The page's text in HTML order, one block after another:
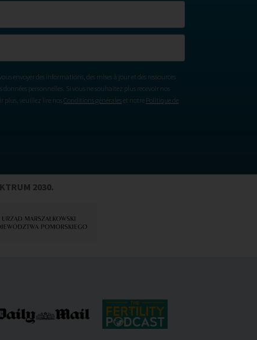
envoyer des informations, des mises à jour et des ressources
personnelles. Si vous ne souhaitez plus recevoir nos
plus, veuillez lire nosConditions généraleset notre Politique de
2030.